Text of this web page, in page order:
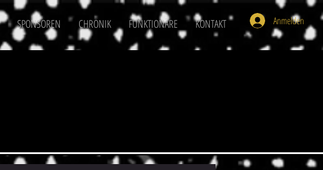
SPONSOREN CHRONIK FUNKTIONÄRE KONTAKT Anmelden